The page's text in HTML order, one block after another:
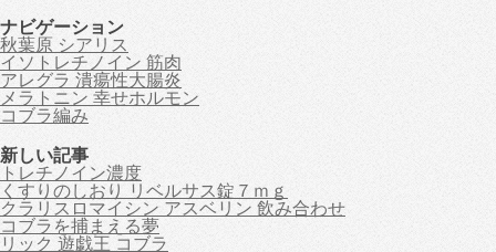
ナビゲーション
秋葉原 シアリス
イソトレチノイン 筋肉
アレグラ 潰瘍性大腸炎
メラトニン 幸せホルモン
コブラ編み
新しい記事
トレチノイン濃度
くすりのしおり リベルサス錠７ｍｇ
クラリスロマイシン アスベリン 飲み合わせ
コブラを捕まえる夢
リック 遊戯王 コブラ